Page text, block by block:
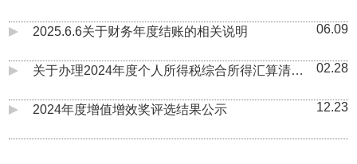
2025.6.6关于财务年度结账的相关说明 06.09
关于办理2024年度个人所得税综合所得汇算清缴
02.28
2024年度增值增效奖评选结果公示 12.23